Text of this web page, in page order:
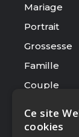
Mariage
Portrait
Grossesse
Famille
Couple
Ce site
cookies